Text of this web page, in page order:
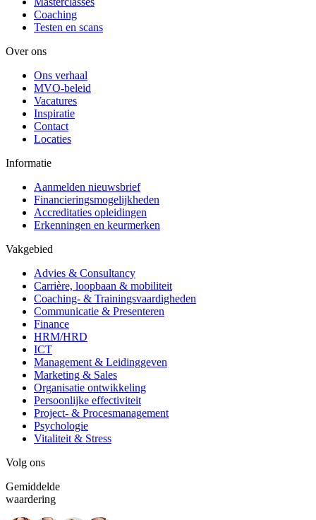
Coaching
Testen en scans
Over ons
Ons verhaal
MVO-beleid
Vacatures
Inspiratie
Contact
Locaties
Informatie
Aanmelden nieuwsbrief
Financieringsmogelijkheden
Accreditaties opleidingen
Erkenningen en keurmerken
Vakgebied
Advies & Consultancy
Carrière, loopbaan & mobiliteit
Coaching- & Trainingsvaardigheden
Communicatie & Presenteren
Finance
HRM/HRD
ICT
Management & Leidinggeven
Marketing & Sales
Organisatie ontwikkeling
Persoonlijke effectiviteit
Project- & Procesmanagement
Psychologie
Vitaliteit & Stress
Volg ons
Gemiddelde
waardering